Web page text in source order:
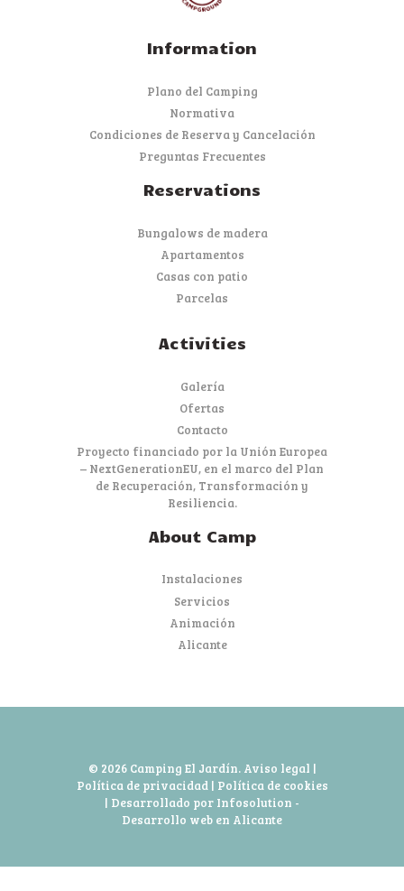
Information
Plano del Camping
Normativa
Condiciones de Reserva y Cancelación
Preguntas Frecuentes
Reservations
Bungalows de madera
Apartamentos
Casas con patio
Parcelas
Activities
Galería
Ofertas
Contacto
Proyecto financiado por la Unión Europea
– NextGenerationEU, en el marco del Plan
de Recuperación, Transformación y
Resiliencia.
About Camp
Instalaciones
Servicios
Animación
Alicante
© 2026 Camping El Jardín. Aviso legal |
Política de privacidad| Política de cookies
| Desarrollado por Infosolution -
Desarrollo web en Alicante